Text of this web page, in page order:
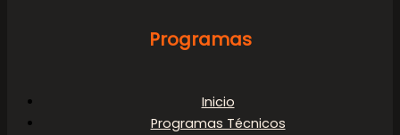
Programas
Inicio
Programas Técnicos